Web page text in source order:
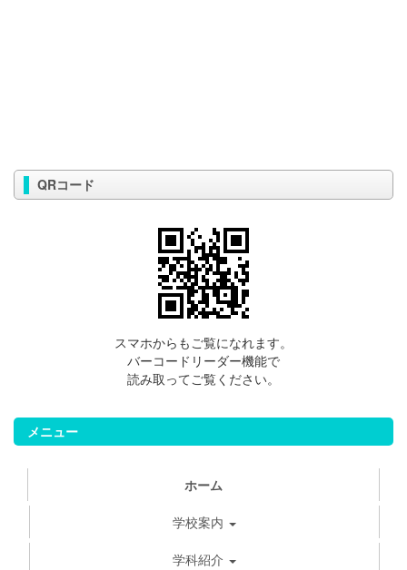
QRコード
スマホからもご覧になれます。
バーコードリーダー機能で
読み取ってご覧ください。
メニュー
ホーム
学校案内
学科紹介